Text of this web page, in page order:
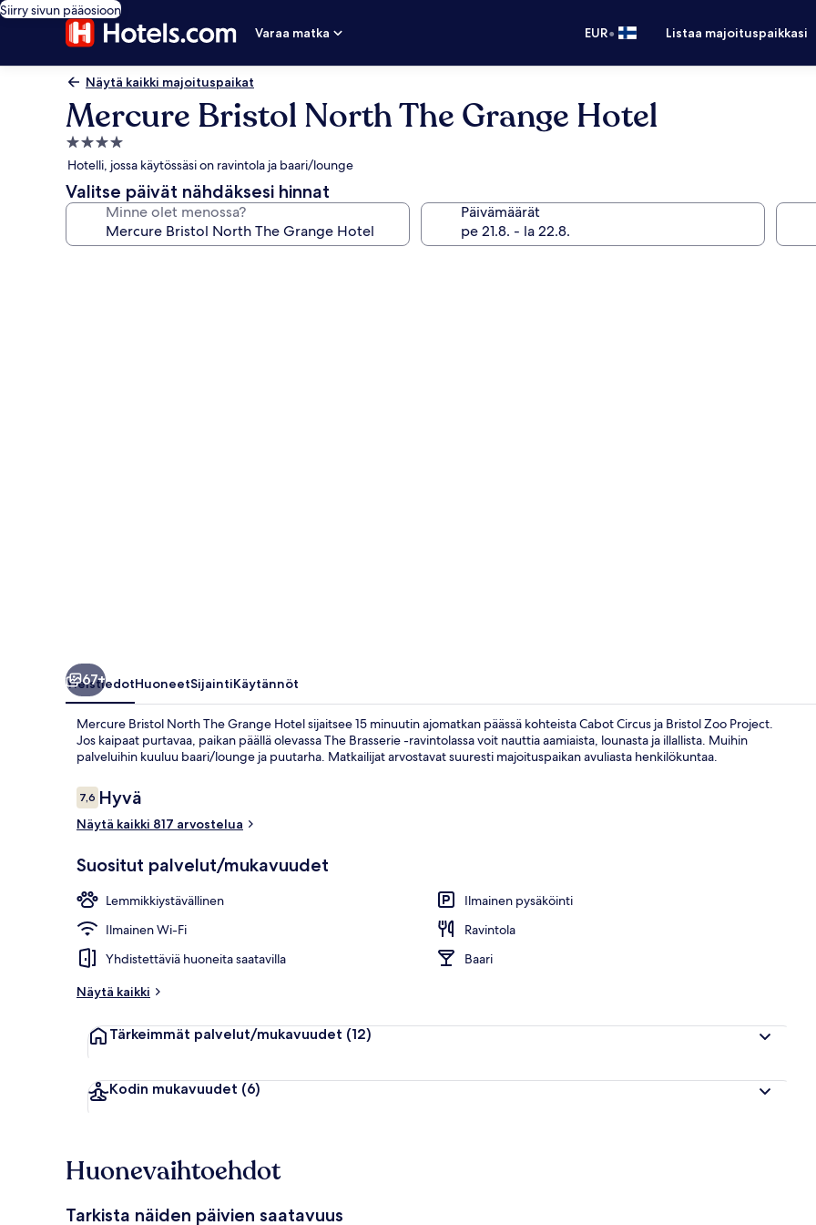
Siirry sivun pääosioon
Varaa matka
EUR• Listaa majoituspaikkasi
Näytä kaikki majoituspaikat
Mercure Bristol North The Grange Hotel
4.0
tähden
majoituspaikka
Hotelli, jossa käytössäsi on ravintola ja baari/lounge
Valitse päivät nähdäksesi hinnat
Minne olet menossa? Päivämäärät
67+
YleistiedotHuoneetSijaintiKäytännöt
Mercure Bristol North The Grange Hotel sijaitsee 15 minuutin ajomatkan päässä kohteista Cabot Circus ja Bristol Zoo Project.
Jos kaipaat purtavaa, paikan päällä olevassa The Brasserie -ravintolassa voit nauttia aamiaista, lounasta ja illallista. Muihin
palveluihin kuuluu baari/lounge ja puutarha. Matkailijat arvostavat suuresti majoituspaikan avuliasta henkilökuntaa.
Arvostelut
7,67,6 kautta 10.
Hyvä
Näytä kaikki 817 arvostelua
Suositut palvelut/mukavuudet
Lemmikkiystävällinen
Ilmainen pysäköinti
Ilmainen Wi-Fi
Ravintola
Yhdistettäviä huoneita saatavilla
Baari
Näytä kaikki
Tärkeimmät palvelut/mukavuudet (12)
Kodin mukavuudet (6)
Huonevaihtoehdot
Tarkista näiden päivien saatavuus